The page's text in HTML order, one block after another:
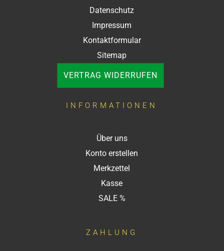
Datenschutz
Impressum
Kontaktformular
Sitemap
VERTRAG WIDERRUFEN
INFORMATIONEN
Über uns
Konto erstellen
Merkzettel
Kasse
SALE %
ZAHLUNG